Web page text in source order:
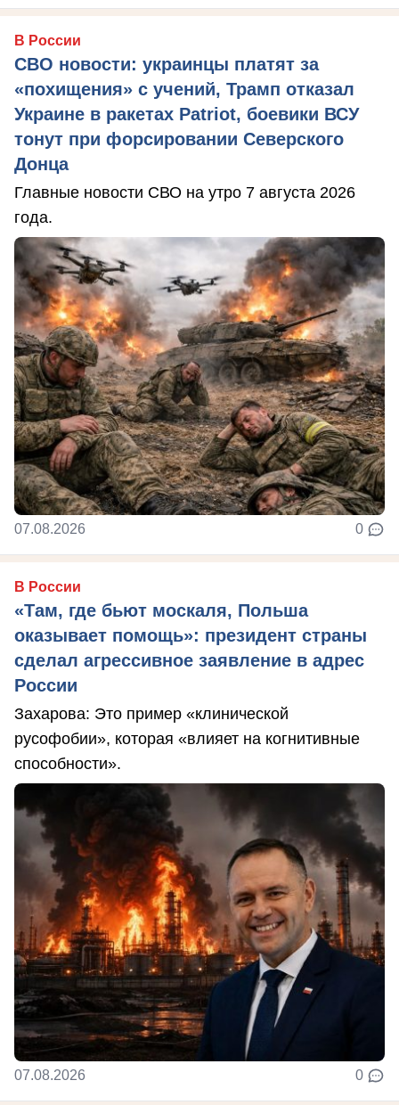
В России
СВО новости: украинцы платят за
«похищения» с учений, Трамп отказал
Украине в ракетах Patriot, боевики ВСУ
тонут при форсировании Северского
Донца
Главные новости СВО на утро 7 августа 2026
года.
07.08.2026 0
В России
«Там, где бьют москаля, Польша
оказывает помощь»: президент страны
сделал агрессивное заявление в адрес
России
Захарова: Это пример «клинической
русофобии», которая «влияет на когнитивные
способности».
07.08.2026 0